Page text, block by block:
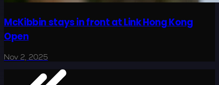
McKibbin stays in front at Link Hong Kong
Open
Nov 2, 2025